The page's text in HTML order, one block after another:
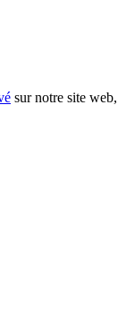
sur notre site